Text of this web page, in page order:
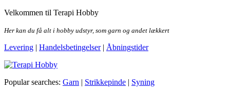
Skip
the
Velkommen til Terapi Hobby
Her kan du få alt i hobby udstyr, som garn og andet lækkert
Levering | Handelsbetingelser| Åbningstider
Terapi Hobby
Popular searches: Garn | Strikkepinde | Syning